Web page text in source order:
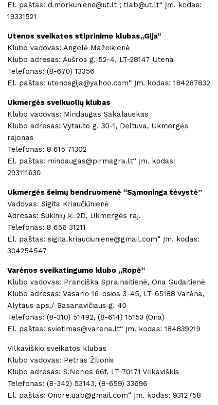
El. paštas: d.morkuniene@ut.lt ; tlab@ut.lt“ Įm. kodas:
19331521
Utenos sveikatos stiprinimo klubas,,Gija“
Klubo vadovas: Angelė Mažeikienė
Klubo adresas: Aušros g. 52-4, LT-28147 Utena
Telefonas: (8-670) 13356
El. paštas: utenosgija@yahoo.com“ Įm. kodas: 184267832
Ukmergės sveikuolių klubas
Klubo vadovas: Mindaugas Sakalauskas
Klubo adresas: Vytauto g. 30-1, Deltuva, Ukmergės
rajonas
Telefonas: 8 615 71302
El. paštas: mindaugas@pirmagra.lt“ Įm. kodas:
293111630
Ukmergės šeimų bendruomenė “Sąmoninga tėvystė”
Vadovas: Sigita Kriaučiūnienė
Adresas: Sukinių k. 2D, Ukmergės raj.
Telefonas: 8 656 31211
El. paštas: sigita.kriauciuniene@gmail.com“ Įm. kodas:
304254547
Varėnos sveikatingumo klubo ,,Ropė“
Klubo vadovas: Pranciška Sprainaitienė, Ona Gudaitienė
Klubo adresas: Vasario 16-osios 3-45, LT-65188 Varėna,
Alytaus aps./ Basanavičiaus g. 40
Telefonas: (8-310) 51492, (8-614) 15153 (Ona)
El. paštas: svietimas@varena.lt“ Įm. kodas: 184839219
Vilkaviškio sveikatos klubas
Klubo vadovas: Petras Žilionis
Klubo adresas: S.Neries 66f, LT-70171 Vilkaviškis
Telefonas: (8-342) 53143, (8-659) 33696
El. paštas: Onore.uab@gmail.com“ Įm. kodas: 9312758